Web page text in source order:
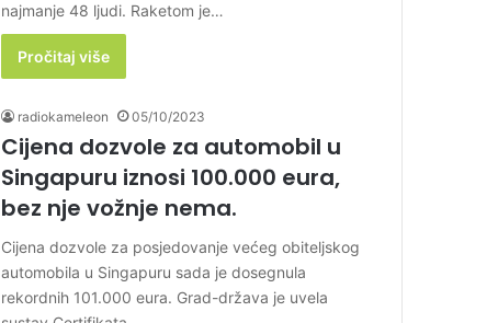
najmanje 48 ljudi. Raketom je…
Pročitaj više
radiokameleon 05/10/2023
Cijena dozvole za automobil u
Singapuru iznosi 100.000 eura,
bez nje vožnje nema.
Cijena dozvole za posjedovanje većeg obiteljskog
automobila u Singapuru sada je dosegnula
rekordnih 101.000 eura. Grad-država je uvela